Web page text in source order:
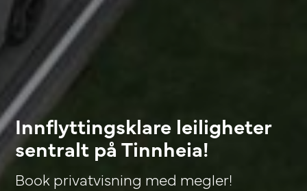
Innflyttingsklare leiligheter
sentralt på Tinnheia!
Book privatvisning med megler!